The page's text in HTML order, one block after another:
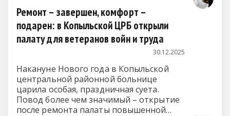
Ремонт – завершен, комфорт –
подарен: в Копыльской ЦРБ открыли
палату для ветеранов войн и труда
30.12.2025
Накануне Нового года в Копыльской
центральной районной больнице
царила особая, праздничная суета.
Повод более чем значимый – открытие
после ремонта палаты повышенной